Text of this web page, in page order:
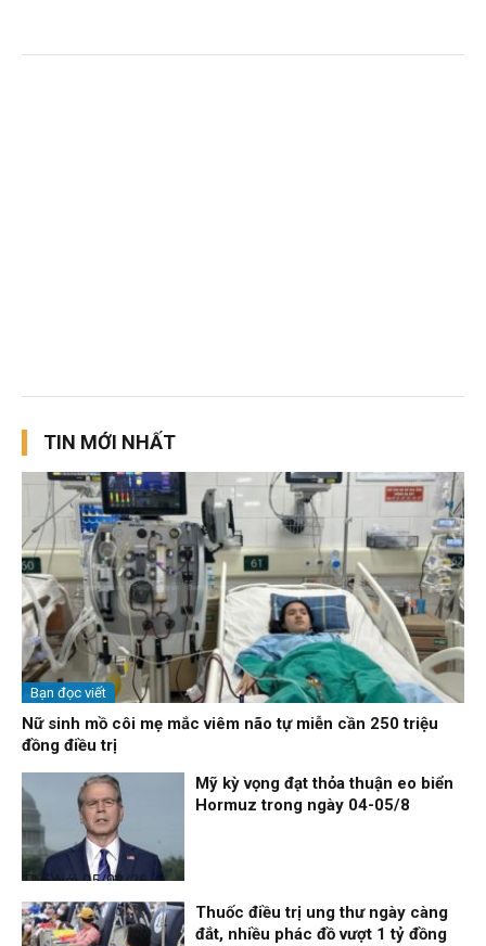
TIN MỚI NHẤT
Bạn đọc viết
Nữ sinh mồ côi mẹ mắc viêm não tự miễn cần 250 triệu
đồng điều trị
Thế giới
05/08/26, 11:54
Mỹ kỳ vọng đạt thỏa thuận eo biển
Hormuz trong ngày 04-05/8
Thuốc điều trị ung thư ngày càng
đắt, nhiều phác đồ vượt 1 tỷ đồng